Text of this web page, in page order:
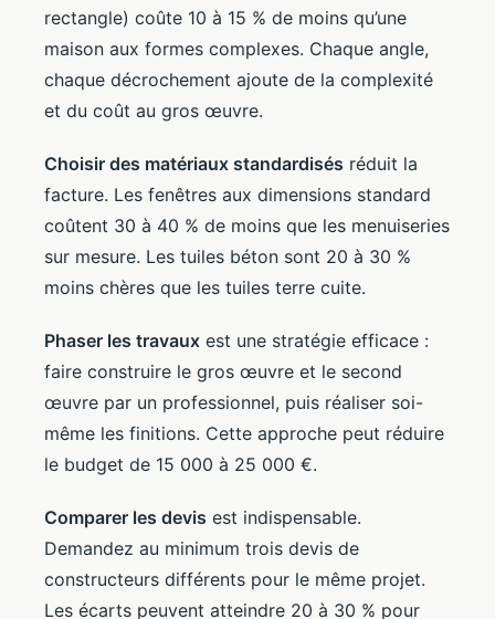
rectangle) coûte 10 à 15 % de moins qu’une
maison aux formes complexes. Chaque angle,
chaque décrochement ajoute de la complexité
et du coût au gros œuvre.
Choisir des matériaux standardisés réduit la
facture. Les fenêtres aux dimensions standard
coûtent 30 à 40 % de moins que les menuiseries
sur mesure. Les tuiles béton sont 20 à 30 %
moins chères que les tuiles terre cuite.
Phaser les travaux est une stratégie efficace :
faire construire le gros œuvre et le second
œuvre par un professionnel, puis réaliser soi-
même les finitions. Cette approche peut réduire
le budget de 15 000 à 25 000 €.
Comparer les devis est indispensable.
Demandez au minimum trois devis de
constructeurs différents pour le même projet.
Les écarts peuvent atteindre 20 à 30 % pour